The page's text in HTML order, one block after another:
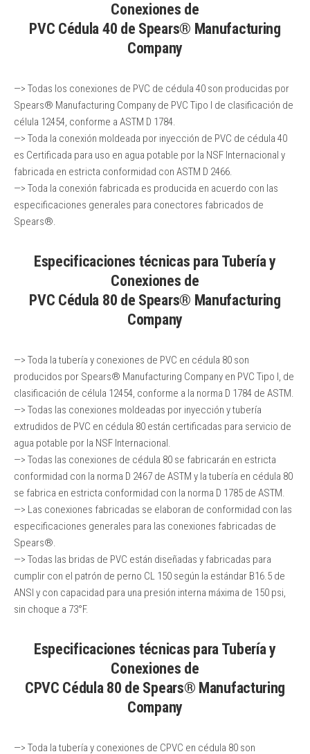
Conexiones de
PVC Cédula 40 de Spears® Manufacturing
Company
—> Todas los conexiones de PVC de cédula 40 son producidas por
Spears® Manufacturing Company de PVC Tipo I de clasificación de
célula 12454, conforme a ASTM D 1784.
—> Toda la conexión moldeada por inyección de PVC de cédula 40
es Certificada para uso en agua potable por la NSF Internacional y
fabricada en estricta conformidad con ASTM D 2466.
—> Toda la conexión fabricada es producida en acuerdo con las
especificaciones generales para conectores fabricados de
Spears®.
Especificaciones técnicas para Tubería y
Conexiones de
PVC Cédula 80 de Spears® Manufacturing
Company
—> Toda la tubería y conexiones de PVC en cédula 80 son
producidos por Spears® Manufacturing Company en PVC Tipo I, de
clasificación de célula 12454, conforme a la norma D 1784 de ASTM.
—> Todas las conexiones moldeadas por inyección y tubería
extrudidos de PVC en cédula 80 están certificadas para servicio de
agua potable por la NSF Internacional.
—> Todas las conexiones de cédula 80 se fabricarán en estricta
conformidad con la norma D 2467 de ASTM y la tubería en cédula 80
se fabrica en estricta conformidad con la norma D 1785 de ASTM.
—> Las conexiones fabricadas se elaboran de conformidad con las
especificaciones generales para las conexiones fabricadas de
Spears®.
—> Todas las bridas de PVC están diseñadas y fabricadas para
cumplir con el patrón de perno CL 150 según la estándar B16.5 de
ANSI y con capacidad para una presión interna máxima de 150 psi,
sin choque a 73°F.
Especificaciones técnicas para Tubería y
Conexiones de
CPVC Cédula 80 de Spears® Manufacturing
Company
—> Toda la tubería y conexiones de CPVC en cédula 80 son